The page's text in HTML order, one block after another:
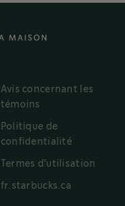
Avis concernant les
témoins
Politique de
confidentialité
Termes d'utilisation
fr.starbucks.ca